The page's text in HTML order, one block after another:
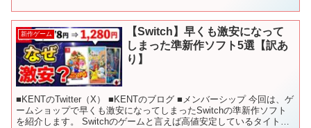
新作ゲーム
【Switch】早くも激安になって
しまった準新作ソフト5選【訳あ
り】
■KENTのTwitter（X） ■KENTのブログ ■メンバーシップ 今回は、ゲ
ームショップで早くも激安になってしまったSwitchの準新作ソフト
を紹介します。 Switchのゲームと言えば高値安定しているタイトル